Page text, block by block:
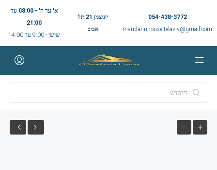
054-438-3772
mandarinhouse.telaviv@gmail.com
יוניצמן 21 תל
אביב
א' עד ה' - 08:00 עד
21:00
שישי - 9:00 עד 14:00